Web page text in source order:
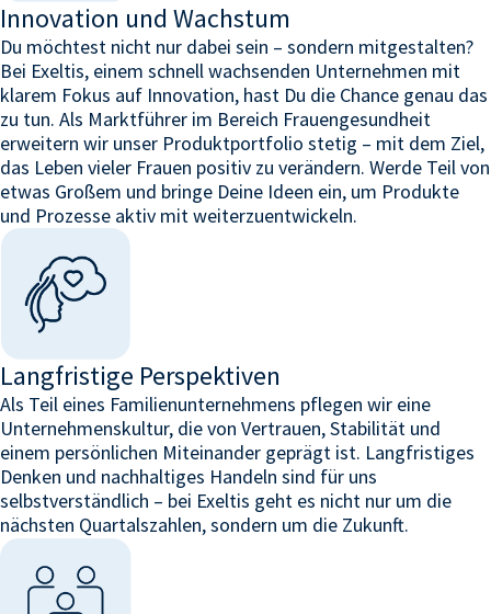
Innovation und Wachstum
Du möchtest nicht nur dabei sein – sondern mitgestalten?
Bei Exeltis, einem schnell wachsenden Unternehmen mit
klarem Fokus auf Innovation, hast Du die Chance genau das
zu tun. Als Marktführer im Bereich Frauengesundheit
erweitern wir unser Produktportfolio stetig – mit dem Ziel,
das Leben vieler Frauen positiv zu verändern. Werde Teil von
etwas Großem und bringe Deine Ideen ein, um Produkte
und Prozesse aktiv mit weiterzuentwickeln.
Langfristige Perspektiven
Als Teil eines Familienunternehmens pflegen wir eine
Unternehmenskultur, die von Vertrauen, Stabilität und
einem persönlichen Miteinander geprägt ist. Langfristiges
Denken und nachhaltiges Handeln sind für uns
selbstverständlich – bei Exeltis geht es nicht nur um die
nächsten Quartalszahlen, sondern um die Zukunft.